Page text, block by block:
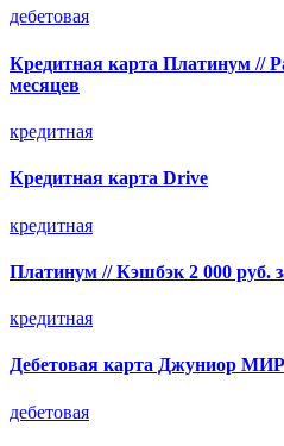
дебетовая
Кредитная карта Платинум //
месяцев
кредитная
Кредитная карта Drive
кредитная
Платинум // Кэшбэк 2 000 руб.
кредитная
Дебетовая карта Джуниор МИР
дебетовая